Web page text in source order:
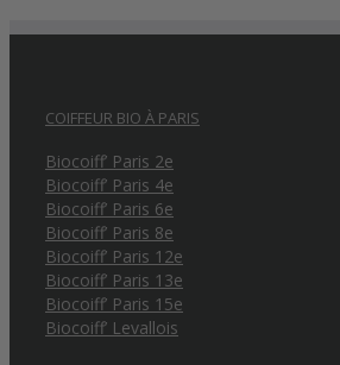
COIFFEUR BIO À PARIS
Biocoiff’ Paris 2e
Biocoiff’ Paris 4e
Biocoiff’ Paris 6e
Biocoiff’ Paris 8e
Biocoiff’ Paris 12e
Biocoiff’ Paris 13e
Biocoiff’ Paris 15e
Biocoiff’ Levallois